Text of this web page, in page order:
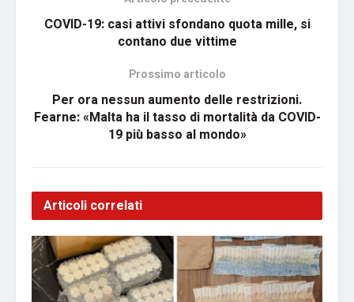
COVID-19: casi attivi sfondano quota mille, si
contano due vittime
Prossimo articolo
Per ora nessun aumento delle restrizioni.
Fearne: «Malta ha il tasso di mortalità da COVID-
19 più basso al mondo»
Articoli correlati